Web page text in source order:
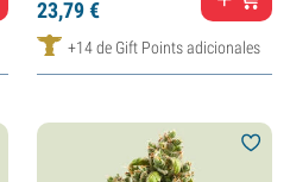
23,79€
+14 de Gift Points adicionales